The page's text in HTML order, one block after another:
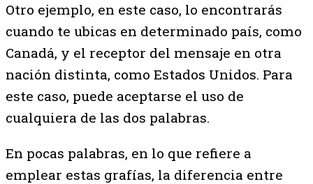
Otro ejemplo, en este caso, lo encontrarás
cuando te ubicas en determinado país, como
Canadá, y el receptor del mensaje en otra
nación distinta, como Estados Unidos. Para
este caso, puede aceptarse el uso de
cualquiera de las dos palabras.
En pocas palabras, en lo que refiere a
emplear estas grafías, la diferencia entre